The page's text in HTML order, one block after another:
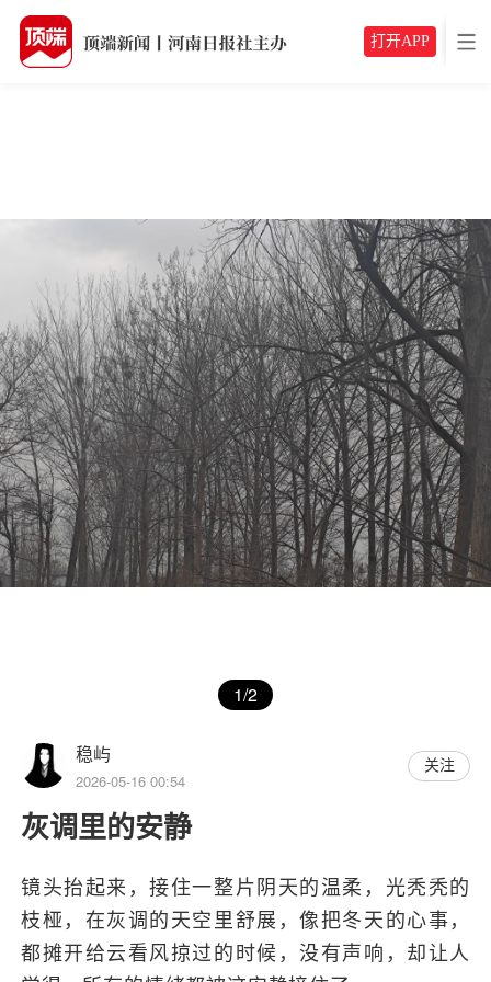
打开APP
1/2
稳屿
2026-05-16 00:54
关注
灰调里的安静
镜头抬起来，接住一整片阴天的温柔，光秃秃的
枝桠，在灰调的天空里舒展，像把冬天的心事，
都摊开给云看风掠过的时候，没有声响，却让人